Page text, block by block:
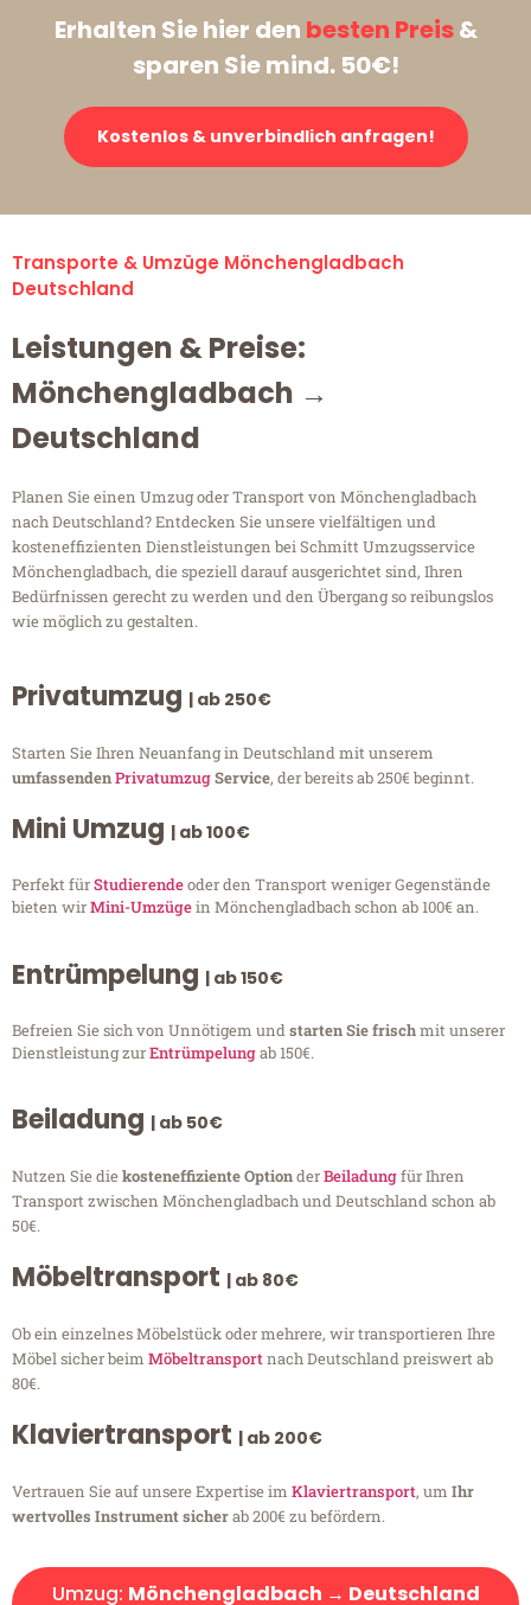
Erhalten Sie hier den besten Preis&
sparen Sie mind. 50€!
Kostenlos & unverbindlich anfragen!
Transporte & Umzüge Mönchengladbach
Deutschland
Leistungen & Preise:
Mönchengladbach →
Deutschland
Planen Sie einen Umzug oder Transport von Mönchengladbach
nach Deutschland? Entdecken Sie unsere vielfältigen und
kosteneffizienten Dienstleistungen bei Schmitt Umzugsservice
Mönchengladbach, die speziell darauf ausgerichtet sind, Ihren
Bedürfnissen gerecht zu werden und den Übergang so reibungslos
wie möglich zu gestalten.
Privatumzug | ab 250€
Starten Sie Ihren Neuanfang in Deutschland mit unserem
umfassendenPrivatumzugService, der bereits ab 250€ beginnt.
Mini Umzug | ab 100€
Perfekt fürStudierendeoder den Transport weniger Gegenstände
bieten wirMini-Umzügein Mönchengladbach schon ab 100€ an.
Entrümpelung | ab 150€
Befreien Sie sich von Unnötigem undstarten Sie frischmit unserer
Dienstleistung zurEntrümpelungab 150€.
Beiladung | ab 50€
Nutzen Sie diekosteneffiziente OptionderBeiladungfür Ihren
Transport zwischen Mönchengladbach und Deutschland schon ab
50€.
Möbeltransport | ab 80€
Ob ein einzelnes Möbelstück oder mehrere, wir transportieren Ihre
Möbel sicher beim Möbeltransportnach Deutschland preiswert ab
80€.
Klaviertransport | ab 200€
Vertrauen Sie auf unsere Expertise im Klaviertransport, um Ihr
wertvolles Instrument sicherab 200€ zu befördern.
Umzug: Mönchengladbach → Deutschland